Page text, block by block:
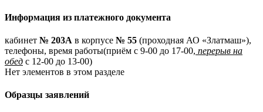
Информация из платежного документа
кабинет № 203А в корпусе № 55 (проходная АО «Златмаш»),
телефоны, время работы(приём с 9-00 до 17-00, перерыв на
обед с 12-00 до 13-00)
Нет элементов в этом разделе
Образцы заявлений